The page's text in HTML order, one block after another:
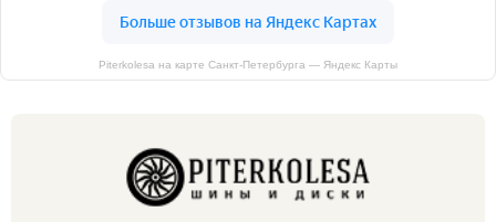
Piterkolesa на карте Санкт‑Петербурга — Яндекс Карты